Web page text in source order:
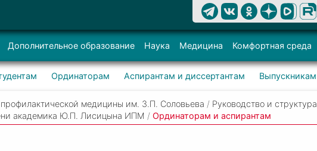
Дополнительное образование Наука Медицина Комфортная среда
Ординаторам Аспирантам и диссертантам Выпускникам
профилактической медицины им. З.П. Соловьева / Руководство и структура
академика Ю.П. Лисицына ИПМ / Ординаторам и аспирантам